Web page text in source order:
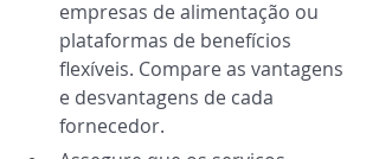
empresas de alimentação ou
plataformas de benefícios
flexíveis. Compare as vantagens
e desvantagens de cada
fornecedor.